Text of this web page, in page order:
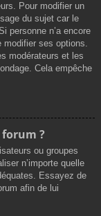
Pour modifier un
du sujet car le
personne n’a encore
modifier ses options.
modérateurs et les
Cela empêche
forum ?
ou groupes
n’importe quelle
Essayez de
afin de lui